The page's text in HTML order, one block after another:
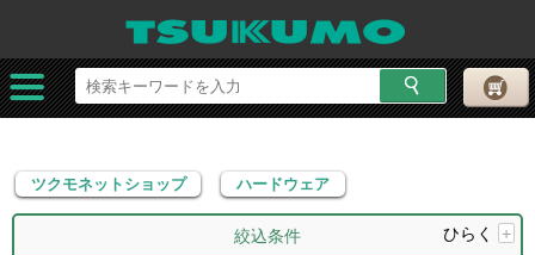
ツクモネットショップ ハードウェア
ツクモネットショップ ハードウェア
絞込条件 ひらく +